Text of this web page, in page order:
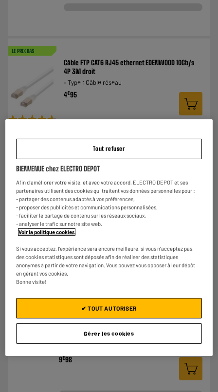
LE PRIX BAS
★★★★★
★★★★★
Câble FTP CAT6 RJ45 ethernet EDENWOOD 10Gb/s
4P 3M droit
Type : Câble réseau
4€95
BY ELECTRODEPOT
★★★★★
★★★★★
4.6/5(67)
Câble imprimante USB 2.0 EDENWOOD blanc 2m
Type : Câble imprimante
2 €95
@60Hz – HDMI 2.0
9€98
Tout refuser
BIENVENUE chez ELECTRO DEPOT
Afin d'améliorer votre visite, et avec votre accord, ELECTRO DEPOT et ses
partenaires utilisent des cookies qui traitent vos données personnelles pour :
- partager des contenus adaptés à vos préférences,
- proposer des publicités et communications personnalisées,
- faciliter le partage de contenu sur les réseaux sociaux,
- analyser le trafic sur notre site web.
Voir la politique cookies
Si vous acceptez, l'expérience sera encore meilleure, si vous n'acceptez pas,
des cookies statistiques sont déposés afin de réaliser des statistiques
anonymes à partir de votre navigation. Vous pouvez vous opposer à leur dépôt
en gérant vos cookies.
Bonne visite!
Gérer les cookies
✔ TOUT AUTORISER